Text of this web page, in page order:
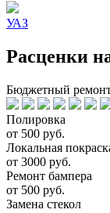
УАЗ
Расценки
Бюджетный
Полировка
от 500 руб.
Локальная
от 3000 руб.
Ремонт бампера
от 500 руб.
Замена стекол